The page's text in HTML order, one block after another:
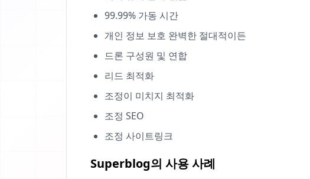
99.99% 가동 시간
개인 정보 보호 완벽한 절대적이든
드론 구성원 및 연합
리드 최적화
조정이 미치지 최적화
조정 SEO
조정 사이트링크
Superblog의 사용 사례